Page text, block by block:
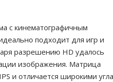
с кинематографичным
подходит для игр и
разрешению HD удалось
изображения. Матрица
и отличается широкими